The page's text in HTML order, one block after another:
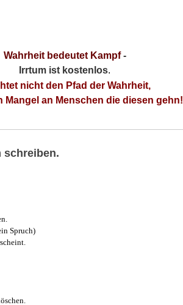
Wahrheit bedeutet Kampf-
Irrtum ist kostenlos.
nicht den Pfad der Wahrheit,
Mangel an Menschen die diesen gehn!
schreiben.
Spruch)